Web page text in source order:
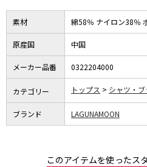
素材 綿58％ ナイロン38％
原産国 中国
メーカー品番 0322204000
カテゴリー トップス シャツ・ブ
ブランド LAGUNAMOON
このアイテムを使ったス